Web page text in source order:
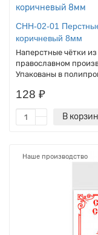
CHH-02-01
коричневый 8мм
Наперстные чётки
православном
Упакованы в
128 ₽
В
Наше производство